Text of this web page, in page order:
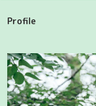
Profile